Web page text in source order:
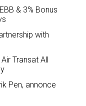
& 3% Bonus
with
Transat All
Pen, annonce